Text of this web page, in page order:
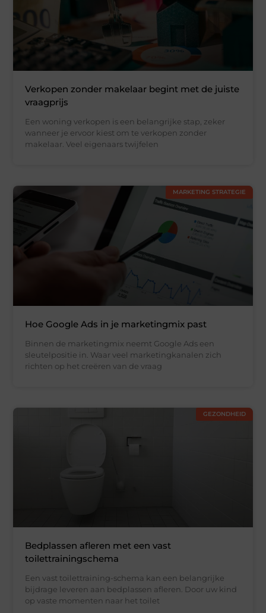
Verkopen zonder makelaar begint met de juiste
vraagprijs
Een woning verkopen is een belangrijke stap, zeker
wanneer je ervoor kiest om te verkopen zonder
makelaar. Veel eigenaars twijfelen
MARKETING STRATEGIE
Hoe Google Ads in je marketingmix past
Binnen de marketingmix neemt Google Ads een
sleutelpositie in. Waar veel marketingkanalen zich
richten op het creëren van de vraag
GEZONDHEID
Bedplassen afleren met een vast
toilettrainingschema
Een vast toilettraining-schema kan een belangrijke
bijdrage leveren aan bedplassen afleren. Door uw kind
op vaste momenten naar het toilet